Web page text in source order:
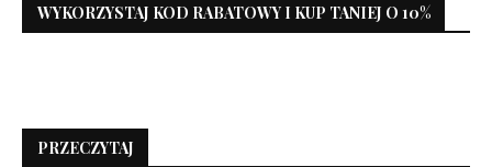
WYKORZYSTAJ KOD RABATOWY I KUP TANIEJ O 10%
PRZECZYTAJ